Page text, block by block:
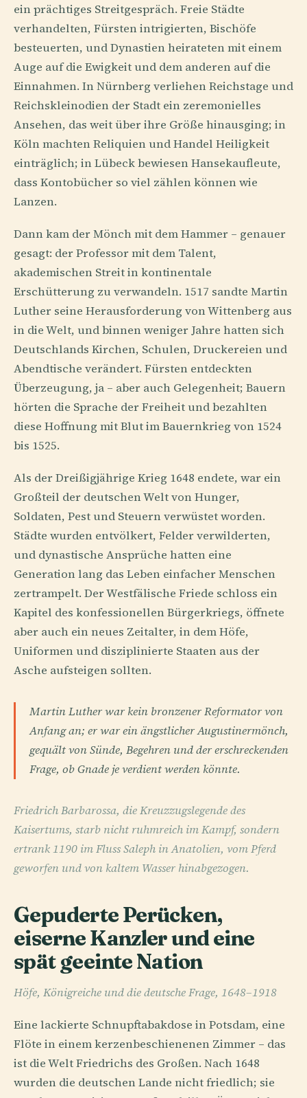
ein prächtiges Streitgespräch. Freie Städte
verhandelten, Fürsten intrigierten, Bischöfe
besteuerten, und Dynastien heirateten mit einem
Auge auf die Ewigkeit und dem anderen auf die
Einnahmen. In Nürnberg verliehen Reichstage und
Reichskleinodien der Stadt ein zeremonielles
Ansehen, das weit über ihre Größe hinausging; in
Köln machten Reliquien und Handel Heiligkeit
einträglich; in Lübeck bewiesen Hansekaufleute,
dass Kontobücher so viel zählen können wie
Lanzen.
Dann kam der Mönch mit dem Hammer – genauer
gesagt: der Professor mit dem Talent,
akademischen Streit in kontinentale
Erschütterung zu verwandeln. 1517 sandte Martin
Luther seine Herausforderung von Wittenberg aus
in die Welt, und binnen weniger Jahre hatten sich
Deutschlands Kirchen, Schulen, Druckereien und
Abendtische verändert. Fürsten entdeckten
Überzeugung, ja – aber auch Gelegenheit; Bauern
hörten die Sprache der Freiheit und bezahlten
diese Hoffnung mit Blut im Bauernkrieg von 1524
bis 1525.
Als der Dreißigjährige Krieg 1648 endete, war ein
Großteil der deutschen Welt von Hunger,
Soldaten, Pest und Steuern verwüstet worden.
Städte wurden entvölkert, Felder verwilderten,
und dynastische Ansprüche hatten eine
Generation lang das Leben einfacher Menschen
zertrampelt. Der Westfälische Friede schloss ein
Kapitel des konfessionellen Bürgerkriegs, öffnete
aber auch ein neues Zeitalter, in dem Höfe,
Uniformen und disziplinierte Staaten aus der
Asche aufsteigen sollten.
Martin Luther war kein bronzener Reformator von
Anfang an; er war ein ängstlicher Augustinermönch,
gequält von Sünde, Begehren und der erschreckenden
Frage, ob Gnade je verdient werden könnte.
Friedrich Barbarossa, die Kreuzzugslegende des
Kaisertums, starb nicht ruhmreich im Kampf, sondern
ertrank 1190 im Fluss Saleph in Anatolien, vom Pferd
geworfen und von kaltem Wasser hinabgezogen.
Gepuderte Perücken,
eiserne Kanzler und eine
spät geeinte Nation
Höfe, Königreiche und die deutsche Frage, 1648–1918
Eine lackierte Schnupftabakdose in Potsdam, eine
Flöte in einem kerzenbeschienenen Zimmer – das
ist die Welt Friedrichs des Großen. Nach 1648
wurden die deutschen Lande nicht friedlich; sie